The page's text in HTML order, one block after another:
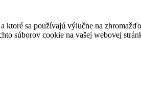
sa používajú výlučne na
súborov cookie na vašej webovej